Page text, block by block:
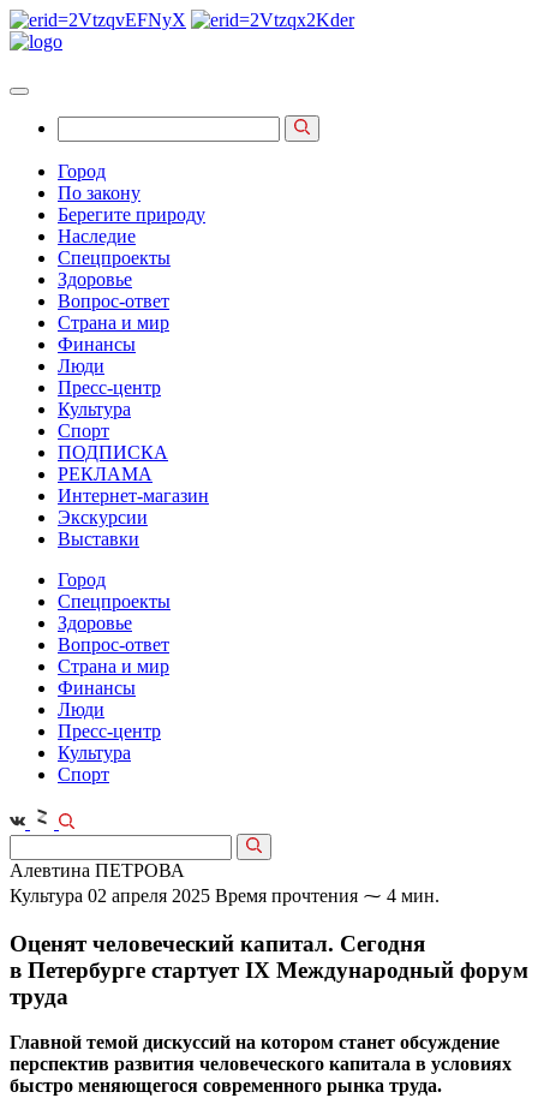
Город
По закону
Берегите природу
Наследие
Спецпроекты
Здоровье
Вопрос-ответ
Страна и мир
Финансы
Люди
Пресс-центр
Культура
Спорт
ПОДПИСКА
РЕКЛАМА
Интернет-магазин
Экскурсии
Выставки
Город
Спецпроекты
Здоровье
Вопрос-ответ
Страна и мир
Финансы
Люди
Пресс-центр
Культура
Спорт
Алевтина ПЕТРОВА
Культура 02 апреля 2025 Время прочтения ⁓ 4 мин.
Оценят человеческий капитал. Сегодня
в Петербурге стартует IX Международный форум
труда
Главной темой дискуссий на котором станет обсуждение
перспектив развития человеческого капитала в условиях
быстро меняющегося современного рынка труда.